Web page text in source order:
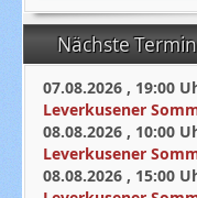
Nächste
07.08.2026 , 19:00
Leverkusener
08.08.2026 , 10:00
Leverkusener
08.08.2026 , 15:00